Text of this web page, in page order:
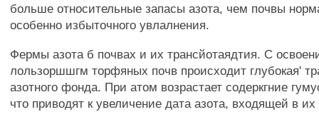
больше относительные запасы азота, чем почвы
особенно избыточного увлалнения.
Фермы азота б почвах и их трансйотаядтия. С
лользоршшгм торфяных почв происходит глубокая'
азотного фонда. При атом возрастает содеркгние
что приводят к увеличение дата азота, входящей в их